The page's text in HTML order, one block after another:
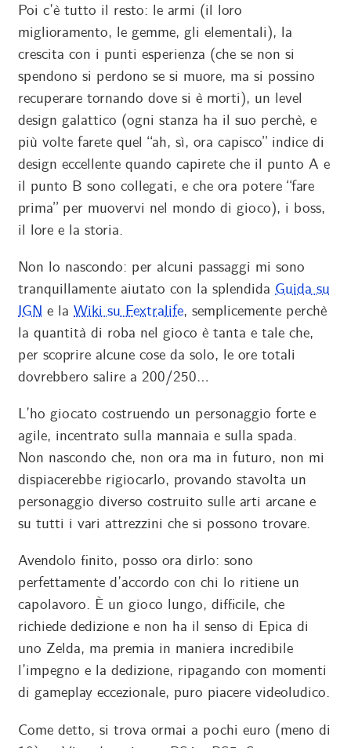
Poi c’è tutto il resto: le armi (il loro
miglioramento, le gemme, gli elementali), la
crescita con i punti esperienza (che se non si
spendono si perdono se si muore, ma si possino
recuperare tornando dove si è morti), un level
design galattico (ogni stanza ha il suo perchè, e
più volte farete quel “ah, sì, ora capisco” indice di
design eccellente quando capirete che il punto A e
il punto B sono collegati, e che ora potere “fare
prima” per muovervi nel mondo di gioco), i boss,
il lore e la storia.
Non lo nascondo: per alcuni passaggi mi sono
tranquillamente aiutato con la splendidaGuida su
IGN e laWiki su Fextralife, semplicemente perchè
la quantità di roba nel gioco è tanta e tale che,
per scoprire alcune cose da solo, le ore totali
dovrebbero salire a 200/250…
L’ho giocato costruendo un personaggio forte e
agile, incentrato sulla mannaia e sulla spada.
Non nascondo che, non ora ma in futuro, non mi
dispiacerebbe rigiocarlo, provando stavolta un
personaggio diverso costruito sulle arti arcane e
su tutti i vari attrezzini che si possono trovare.
Avendolo finito, posso ora dirlo: sono
perfettamente d’accordo con chi lo ritiene un
capolavoro. È un gioco lungo, difficile, che
richiede dedizione e non ha il senso di Epica di
uno Zelda, ma premia in maniera incredibile
l’impegno e la dedizione, ripagando con momenti
di gameplay eccezionale, puro piacere videoludico.
Come detto, si trova ormai a pochi euro (meno di